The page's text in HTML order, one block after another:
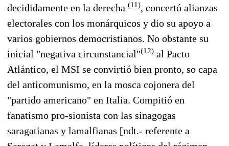
decididamente en la derecha (11), concertó alianzas
electorales con los monárquicos y dio su apoyo a
varios gobiernos democristianos. No obstante su
inicial "negativa circunstancial"(12) al Pacto
Atlántico, el MSI se convirtió bien pronto, so capa
del anticomunismo, en la mosca cojonera del
"partido americano" en Italia. Compitió en
fanatismo pro-sionista con las sinagogas
saragatianas y lamalfianas [ndt.- referente a